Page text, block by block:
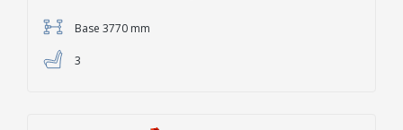
Base 3770 mm
3